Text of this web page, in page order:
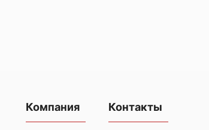
Компания Контакты